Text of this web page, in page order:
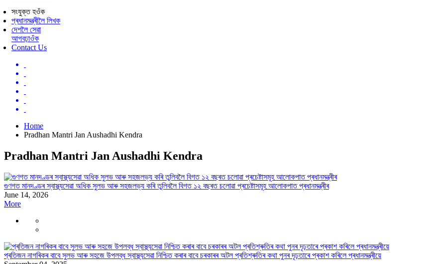
সংযুক্ত হওঁক
প্ৰধানমন্ত্ৰীলৈ লিখক
দেশলৈ সেৱা
আগবঢ়াওঁক
Contact Us
Home
Pradhan Mantri Jan Aushadhi Kendra
Pradhan Mantri Jan Aushadhi Kendra
গুণগত মানদণ্ডৰ স্বাস্থ্যসেৱা অধিক সুলভ আৰু সহজলভ্য কৰি তুলিবলৈ বিগত ১২ বছৰত চলোৱা প্ৰচেষ্টাসমূহ আলোকপাত প্ৰধানমন্ত্ৰীৰ
June 14, 2026
More
প্ৰতিজন নাগৰিকৰ বাবে সুলভ আৰু সহজে উপলব্ধ স্বাস্থ্যসেৱা নিশ্চিত কৰাৰ বাবে চৰকাৰৰ অটল প্ৰতিশ্ৰুতিৰ কথা পুনৰ দৃঢ়তাৰে প্ৰকাশ কৰিলে প্ৰধানমন্ত্ৰীয়ে